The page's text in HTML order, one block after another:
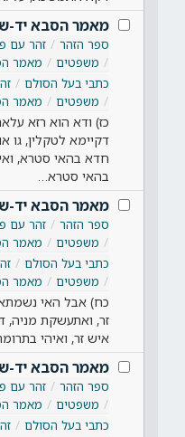
מאמר הסבא יד-
ספר הזהר זהר עם
משפטים
מאמר
כתבי בעל הסולם
משפטים
מאמר
כז) ודא הוא רזא
דקיימא לטקלין, גו
חדא בהאי סטרא,
בהאי סטרא…
מאמר הסבא יד-
ספר הזהר זהר עם
משפטים
מאמר
כתבי בעל הסולם
משפטים
מאמר
כח) אבל האי
זר, ואתעשקת מניה,
איש זר, ואיהי
מאמר הסבא יד-
ספר הזהר זהר עם
משפטים
מאמר
כתבי בעל הסולם